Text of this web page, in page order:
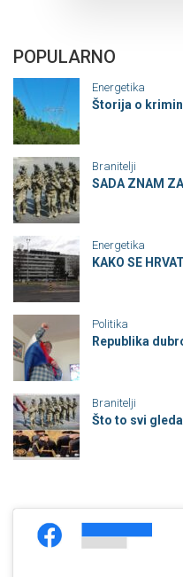
POPULARNO
Energetika
Štorija o
Branitelji
SADA ZNAM
Energetika
KAKO SE
Politika
Republika
Branitelji
Što to svi